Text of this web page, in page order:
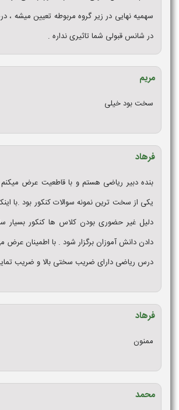
سهمیه نهایی در زیر گروه مربوطه تعیین میشه ،
در شانس قبولی شما تاثیری نداره .
مریم
سخت بود خیلی
فرهاد
یکی از سخت ترین نمونه سوالات کنکور بود ‌.با
دلیل غیر حضوری بودن کلاس ها کنکور بسیار
دادن دانش آموزان برگزار شود . با اطمینان عرض
درس ریاضی دارای ضریب سختی بالا و ضریب
فرهاد
ممنون
محمد